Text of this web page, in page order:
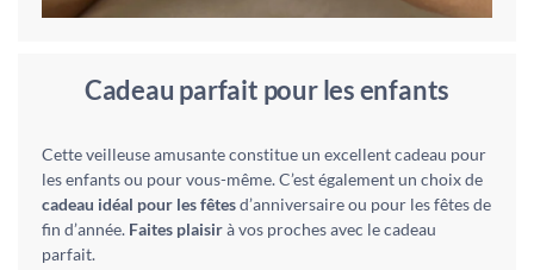
Cadeau parfait pour les enfants
Cette veilleuse amusante constitue un excellent cadeau pour
les enfants ou pour vous-même. C’est également un choix de
cadeau idéal pour les fêtesd’anniversaire ou pour les fêtes de
fin d’année. Faites plaisirà vos proches avec le cadeau
parfait.